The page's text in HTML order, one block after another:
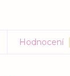
Hodnocení